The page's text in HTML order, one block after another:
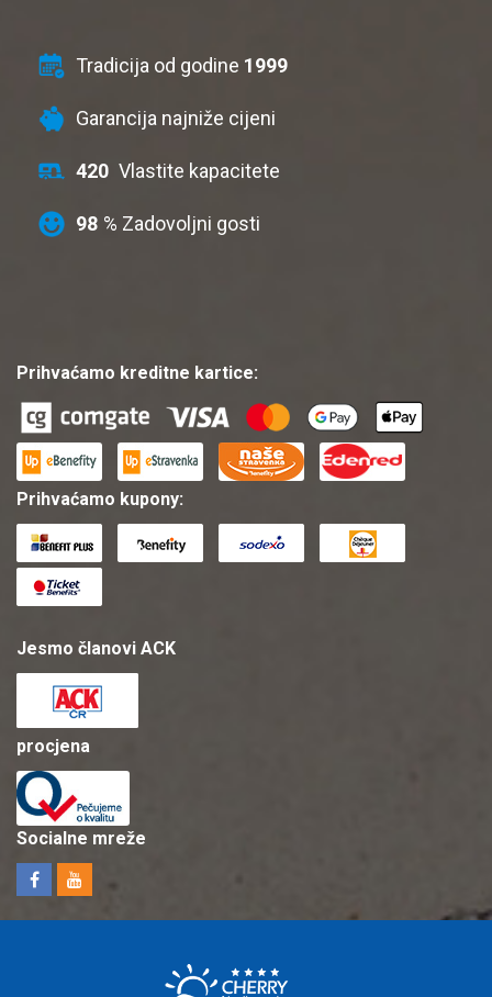
Tradicija od godine 1999
Garancija najniže cijeni
420 Vlastite kapacitete
98 % Zadovoljni gosti
Prihvaćamo kreditne kartice:
Prihvaćamo kupony:
Jesmo članovi ACK
procjena
Socialne mreže